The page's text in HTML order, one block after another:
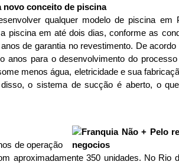
novo conceito de piscina
qualquer modelo de piscina em
piscina em até dois dias, conforme as
de garantia no revestimento. De
para o desenvolvimento do
menos água, eletricidade e sua
o sistema de sucção é aberto, o
de operação
aproximadamente 350 unidades. No Rio